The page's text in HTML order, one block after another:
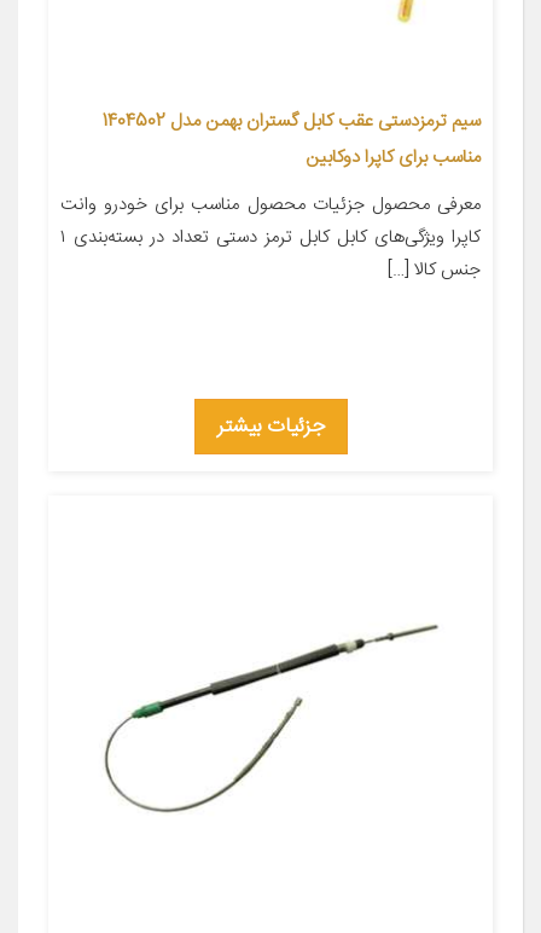
سیم ترمزدستی عقب کابل گستران بهمن مدل 1404502
مناسب برای کاپرا دوکابین
معرفی محصول جزئیات محصول مناسب برای خودرو وانت
کاپرا ویژگی‌های کابل کابل ترمز دستی تعداد در بسته‌بندی ۱
جنس کالا […]
جزئیات بیشتر